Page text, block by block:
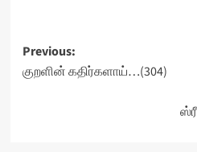
Post
navigation
Previous:
குறளின் கதிர்களாய்…(304)